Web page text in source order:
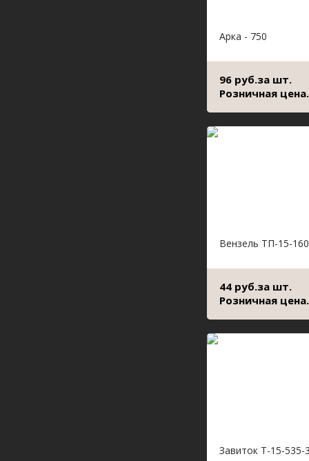
Арка - 750
96 руб.за шт.
Розничная цена.
Вензель ТП-15-
44 руб.за шт.
Розничная цена.
Завиток Т-15-535-